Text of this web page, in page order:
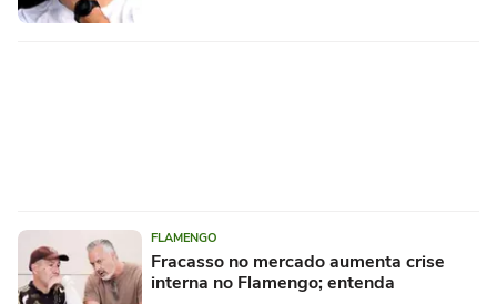
FLAMENGO
Fracasso no mercado aumenta crise
interna no Flamengo; entenda